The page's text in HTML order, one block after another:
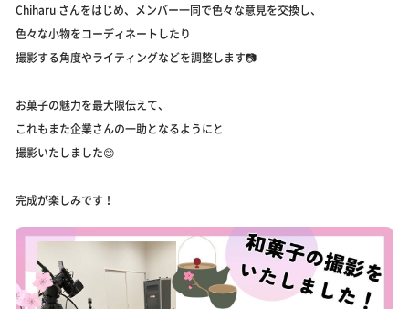
Chiharu さんをはじめ、メンバー一同で色々な意見を交換し、
色々な小物をコーディネートしたり
撮影する角度やライティングなどを調整します📷
お菓子の魅力を最大限伝えて、
これもまた企業さんの一助となるようにと
撮影いたしました😊
完成が楽しみです！